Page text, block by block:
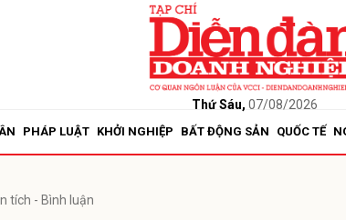
Thứ Sáu, 07/08/2026
PHÁP LUẬT KHỞI NGHIỆP BẤT ĐỘNG SẢN QUỐC TẾ
tích - Bình luận